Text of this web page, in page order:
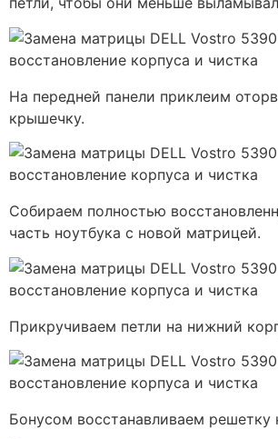
На передней панели приклеим
крышечку.
Собираем полностью
часть ноутбука с новой матрицей.
Прикручиваем петли на нижний
Бонусом восстанавливаем